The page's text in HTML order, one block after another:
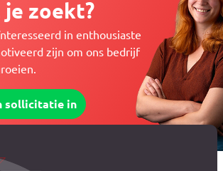
zoekt?
in enthousiaste
zijn om ons bedrijf
sollicitatie in